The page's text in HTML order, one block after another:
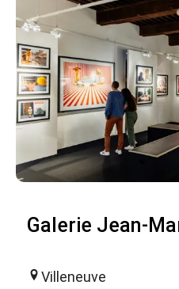
Galerie Jean-
Villeneuve